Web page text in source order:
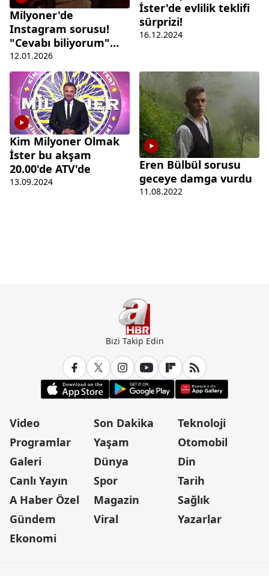
Milyoner'de
Instagram sorusu!
"Cevabı biliyorum"
dedi hayatının
hatasını yaptı
12.01.2026
İster'de evlilik teklifi
sürprizi!
16.12.2024
Kim Milyoner Olmak
İster bu akşam
20.00'de ATV'de
13.09.2024
Eren Bülbül sorusu
geceye damga vurdu
11.08.2022
Bizi Takip Edin
Video
Programlar
Galeri
Canlı Yayın
A Haber Özel
Gündem
Ekonomi
Son Dakika
Yaşam
Dünya
Spor
Magazin
Viral
Teknoloji
Otomobil
Din
Tarih
Sağlık
Yazarlar